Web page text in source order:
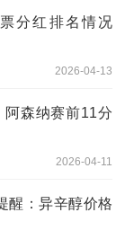
分红排名情况
2026-04-13
森纳赛前11分
2026-04-11
醒：异辛醇价格